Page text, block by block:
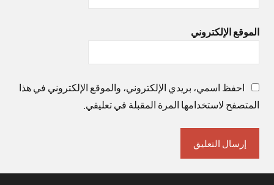
الموقع الإلكتروني
احفظ اسمي، بريدي الإلكتروني، والموقع الإلكتروني في هذا
المتصفح لاستخدامها المرة المقبلة في تعليقي.